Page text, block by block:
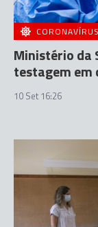
CORONAVÍRUS
Ministério da
testagem em
10 Set 16:26